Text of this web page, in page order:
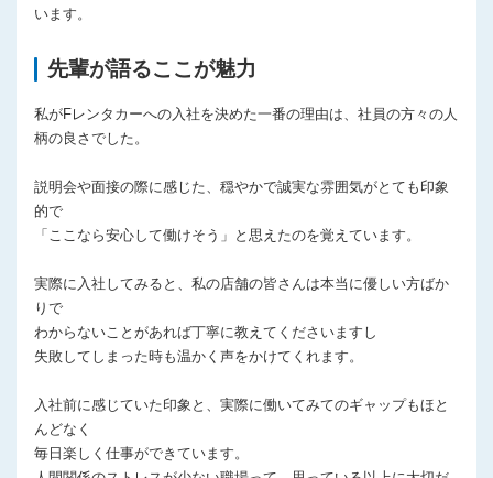
います。
先輩が語るここが魅力
私がFレンタカーへの入社を決めた一番の理由は、社員の方々の人
柄の良さでした。
説明会や面接の際に感じた、穏やかで誠実な雰囲気がとても印象
的で
「ここなら安心して働けそう」と思えたのを覚えています。
実際に入社してみると、私の店舗の皆さんは本当に優しい方ばか
りで
わからないことがあれば丁寧に教えてくださいますし
失敗してしまった時も温かく声をかけてくれます。
入社前に感じていた印象と、実際に働いてみてのギャップもほと
んどなく
毎日楽しく仕事ができています。